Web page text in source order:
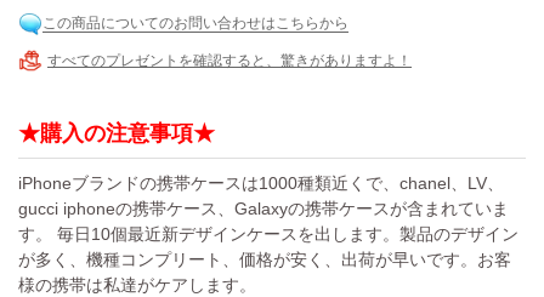
この商品についてのお問い合わせはこちらから
すべてのプレゼントを確認すると、驚きがありますよ！
★購入の注意事項★
iPhoneブランドの携帯ケースは1000種類近くで、chanel、LV、
gucci iphoneの携帯ケース、Galaxyの携帯ケースが含まれていま
す。 毎日10個最近新デザインケースを出します。製品のデザイン
が多く、機種コンプリート、価格が安く、出荷が早いです。お客
様の携帯は私達がケアします。